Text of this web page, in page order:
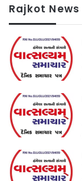
Rajkot News